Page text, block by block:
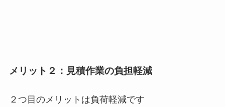
メリット２：見積作業の負担軽減
２つ目のメリットは負荷軽減です